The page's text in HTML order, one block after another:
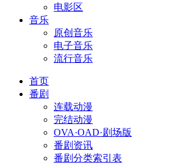
电影区
音乐
原创音乐
电子音乐
流行音乐
首页
番剧
连载动漫
完结动漫
OVA·OAD·剧场版
番剧资讯
番剧分类索引表